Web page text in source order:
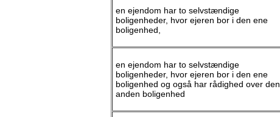
en ejendom har to selvstændige
boligenheder, hvor ejeren bor i den ene
boligenhed,
en ejendom har to selvstændige
boligenheder, hvor ejeren bor i den ene
boligenhed og også har rådighed over den
anden boligenhed